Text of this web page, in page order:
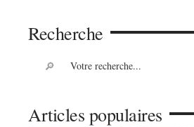
Recherche
Articles populaires